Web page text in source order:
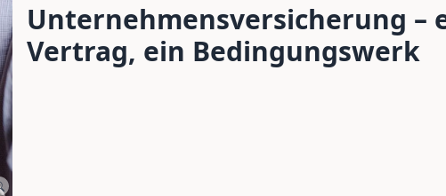
Unternehmensversicherung –
Vertrag, ein Bedingungswerk